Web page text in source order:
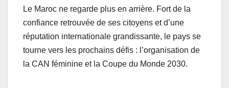
Le Maroc ne regarde plus en arrière. Fort de la
confiance retrouvée de ses citoyens et d’une
réputation internationale grandissante, le pays se
tourne vers les prochains défis : l’organisation de
la CAN féminine et la Coupe du Monde 2030.